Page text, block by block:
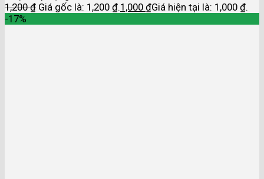
1,200₫ Giá gốc là: 1,200 ₫.1,000 ₫Giá hiện tại là: 1,000 ₫.
-17%